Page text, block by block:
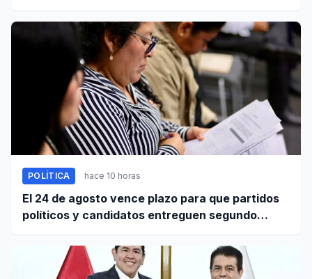
POLÍTICA hace 10 horas
El 24 de agosto vence plazo para que partidos
políticos y candidatos entreguen segundo